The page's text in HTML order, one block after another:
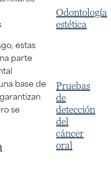
estas
parte
base de
se
Odontología
estética
Pruebas
de
detección
del
cáncer
oral